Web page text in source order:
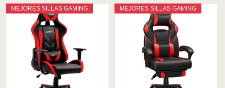
MEJORES SILLAS GAMING MEJORES SILLAS GAMING